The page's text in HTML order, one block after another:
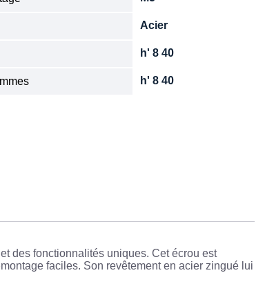
Acier
h' 8 40
h' 8 40
des fonctionnalités uniques. Cet écrou est
faciles. Son revêtement en acier zingué lui